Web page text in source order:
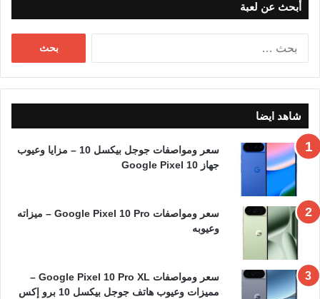
أبحث عن لعبة
شاهد ايضا
سعر ومواصفات جوجل بيكسل 10 – مزايا وعيوب
جهاز Google Pixel 10
سعر ومواصفات Google Pixel 10 Pro – ميزاته
وعيوبه
سعر ومواصفات Google Pixel 10 Pro XL –
مميزات وعيوب هاتف جوجل بيكسل 10 برو إكس